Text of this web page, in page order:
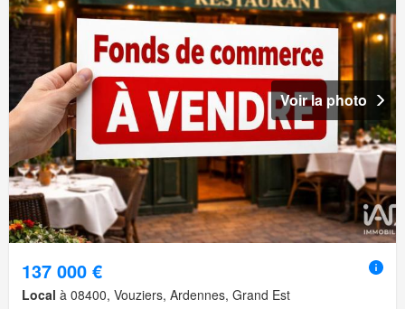
Voir la photo
137 000 €
Local à 08400, Vouziers, Ardennes, Grand Est